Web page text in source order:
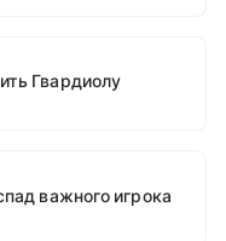
Гвардиолу
важного игрока